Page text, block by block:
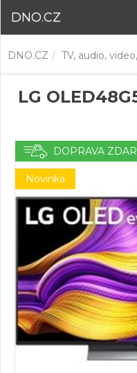
DNO.CZ
DNO.CZ TV, audio,
LG
DOPRAVA
Novinka